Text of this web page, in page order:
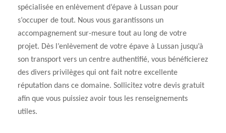
spécialisée en enlèvement d’épave à Lussan pour
s’occuper de tout. Nous vous garantissons un
accompagnement sur-mesure tout au long de votre
projet. Dès l’enlèvement de votre épave à Lussan jusqu’à
son transport vers un centre authentifié, vous bénéficierez
des divers privilèges qui ont fait notre excellente
réputation dans ce domaine. Sollicitez votre devis gratuit
afin que vous puissiez avoir tous les renseignements
utiles.